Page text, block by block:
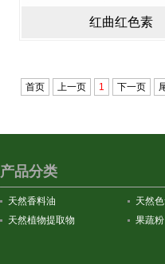
红曲红色素
首页 上一页 1 下一页
产品分类
天然香料油
天然
天然植物提取物
果蔬粉